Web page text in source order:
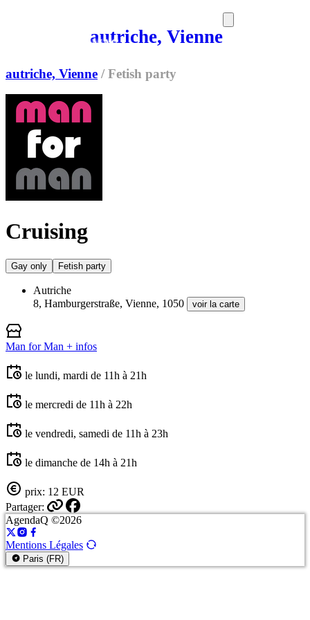
autriche, Vienne
MEDIAMAG
autriche, Vienne / Fetish party
Cruising
Gay only Fetish party
Autriche
8, Hamburgerstraße, Vienne, 1050
voir la carte
Man for Man + infos
le lundi, mardi de 11h à 21h
le mercredi de 11h à 22h
le vendredi, samedi de 11h à 23h
le dimanche de 14h à 21h
prix: 12 EUR
Partager:
AgendaQ ©2026
Mentions Légales
Paris (FR)